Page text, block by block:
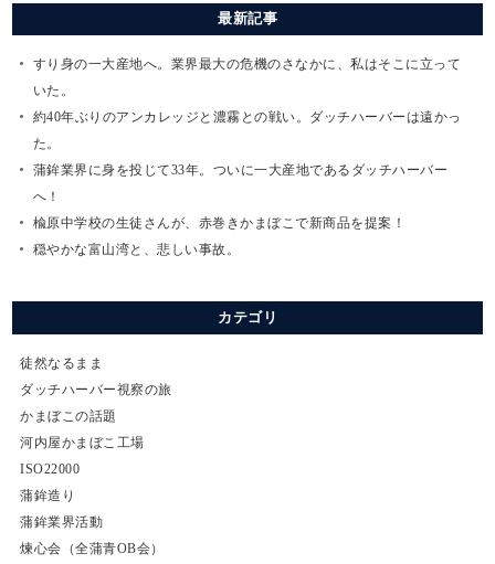
最新記事
すり身の一大産地へ。業界最大の危機のさなかに、私はそこに立って
いた。
約40年ぶりのアンカレッジと濃霧との戦い。ダッチハーバーは遠かっ
た。
蒲鉾業界に身を投じて33年。ついに一大産地であるダッチハーバー
へ！
楡原中学校の生徒さんが、赤巻きかまぼこで新商品を提案！
穏やかな富山湾と、悲しい事故。
カテゴリ
徒然なるまま
ダッチハーバー視察の旅
かまぼこの話題
河内屋かまぼこ工場
ISO22000
蒲鉾造り
蒲鉾業界活動
煉心会（全蒲青OB会）